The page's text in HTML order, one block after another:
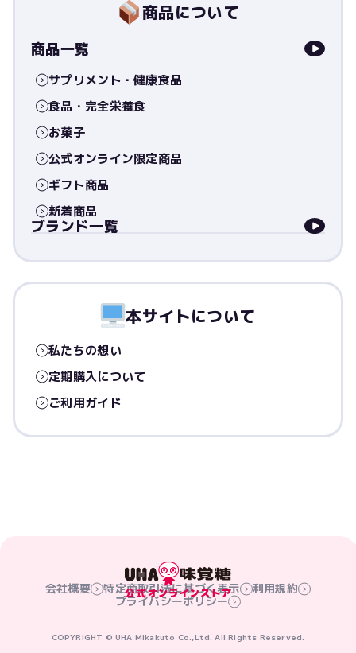
商品について
商品一覧
サプリメント・健康食品
食品・完全栄養食
お菓子
公式オンライン限定商品
ギフト商品
新着商品
ブランド一覧
本サイトについて
私たちの想い
定期購入について
ご利用ガイド
会社概要 特定商取引法に基づく表示
利用規約
プライバシーポリシー
COPYRIGHT © UHA Mikakuto Co.,Ltd. All Rights Reserved.